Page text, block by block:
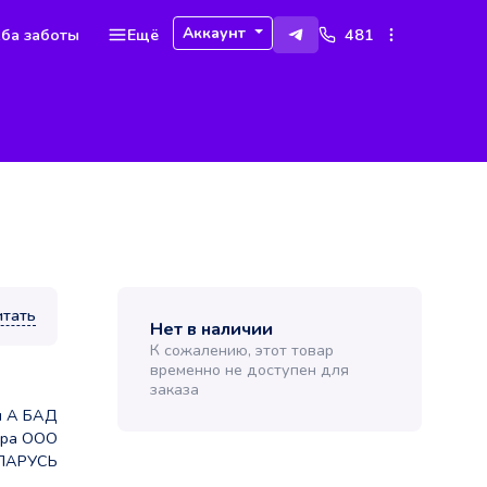
заботы Ещё Аккаунт 481
А БАД
ООО
Нет в наличии
К сожалению, этот товар
временно не доступен для
заказа